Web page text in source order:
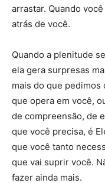
arrastar. Quando
atrás de você.
Quando a plenitude
ela gera surpresas
mais do que
que opera em você,
de compreensão, de
que você precisa, é
que você tanto
que vai suprir você.
fazer ainda mais.